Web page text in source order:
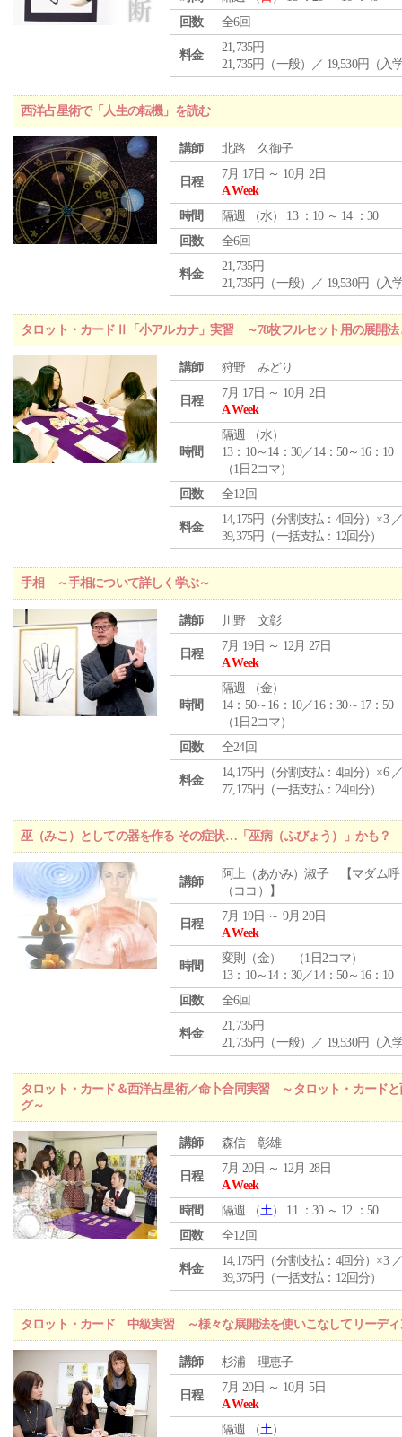
回数
全6回
料金
21,735円
21,735円（一般）／ 19,530円（入
西洋占星術で「人生の転機」を読む
講師 北路 久御子
日程
7月 17日 ～ 10月 2日
A Week
時間
隔週 （水） 13 ：10 ～ 14 ：30
回数
全6回
料金
21,735円
21,735円（一般）／ 19,530円（入
タロット・カードⅡ「小アルカナ」実習 ～78枚フルセット用の展開法
講師 狩野 みどり
日程
7月 17日 ～ 10月 2日
A Week
時間
隔週 （水）
13：10～14：30／14：50～16：10
（1日2コマ）
回数
全12回
料金
14,175円（分割支払：4回分）×3
39,375円（一括支払：12回分）
手相 ～手相について詳しく学ぶ～
講師 川野 文彰
日程
7月 19日 ～ 12月 27日
A Week
時間
隔週 （金）
14：50～16：10／16：30～17：50
（1日2コマ）
回数
全24回
料金
14,175円（分割支払：4回分）×6
77,175円（一括支払：24回分）
巫（みこ）としての器を作る その症状…「巫病（ふびょう）」かも？
講師
阿上（あかみ）淑子 【マダム呼
（ココ）】
日程
7月 19日 ～ 9月 20日
A Week
時間
変則（金） （1日2コマ）
13：10～14：30／14：50～16：10
回数
全6回
料金
21,735円
21,735円（一般）／ 19,530円（入
タロット・カード＆西洋占星術／命卜合同実習 ～タロット・カード
グ～
講師 森信 彰雄
日程
7月 20日 ～ 12月 28日
A Week
時間
隔週 （土） 11 ：30 ～ 12 ：50
回数
全12回
料金
14,175円（分割支払：4回分）×3
39,375円（一括支払：12回分）
タロット・カード 中級実習 ～様々な展開法を使いこなしてリーディ
講師 杉浦 理恵子
日程
7月 20日 ～ 10月 5日
A Week
隔週 （土）